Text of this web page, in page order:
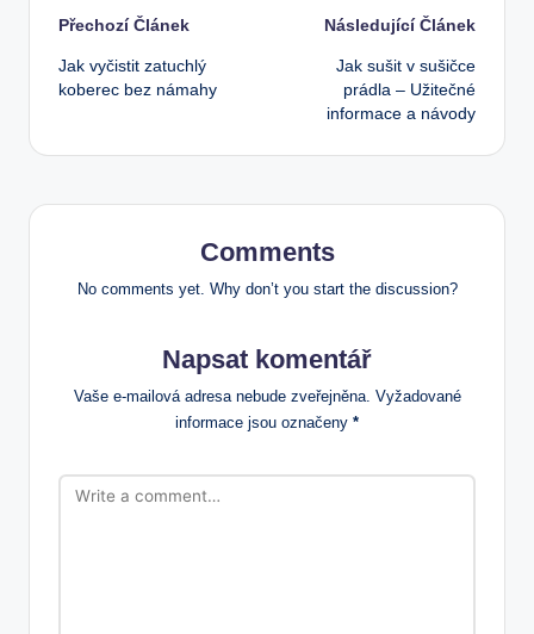
Post
navigation
Přechozí Článek
Jak vyčistit zatuchlý
koberec bez námahy
Následující Článek
Jak sušit v sušičce
prádla – Užitečné
informace a návody
Comments
No comments yet. Why don’t you start the discussion?
Napsat komentář
Vaše e-mailová adresa nebude zveřejněna. Vyžadované
informace jsou označeny *